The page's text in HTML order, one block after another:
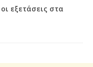
εξετάσεις στα